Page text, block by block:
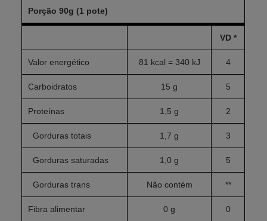
Porção 90g (1 pote)
VD *
Valor energético 81 kcal = 340 kJ 4
Carboidratos 15 g 5
Proteínas 1,5 g 2
Gorduras totais 1,7 g 3
Gorduras saturadas 1,0 g 5
Gorduras trans Não contém **
Fibra alimentar 0 g 0